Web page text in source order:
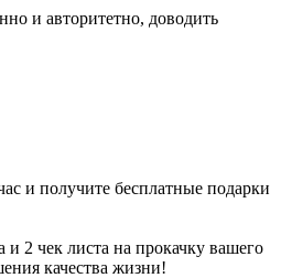
и авторитетно, доводить
и получите бесплатные подарки
2 чек листа на прокачку вашего
качества жизни!